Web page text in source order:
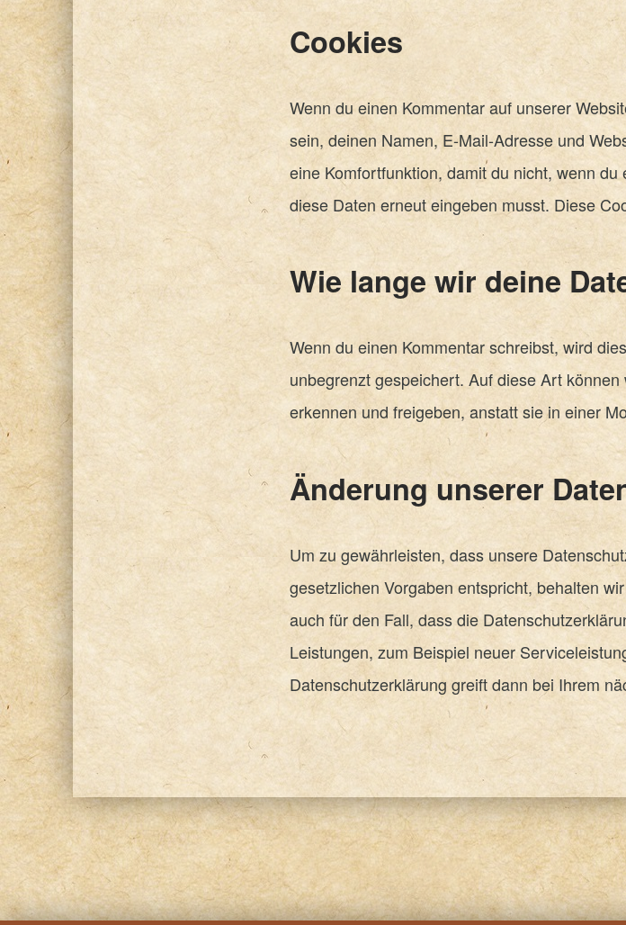
Cookies
Wenn du einen Kommentar auf unserer
sein, deinen Namen, E-Mail-Adresse und
eine Komfortfunktion, damit du nicht, wenn
diese Daten erneut eingeben musst. Diese
Wie lange wir deine
Wenn du einen Kommentar schreibst, wird
unbegrenzt gespeichert. Auf diese Art
erkennen und freigeben, anstatt sie in einer
Änderung unserer
Um zu gewährleisten, dass unsere
gesetzlichen Vorgaben entspricht, behalten
auch für den Fall, dass die
Leistungen, zum Beispiel neuer
Datenschutzerklärung greift dann bei Ihrem
Skip back to main navigation